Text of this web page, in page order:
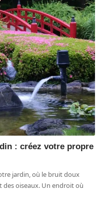
: créez votre propre
jardin, où le bruit doux
des oiseaux. Un endroit où